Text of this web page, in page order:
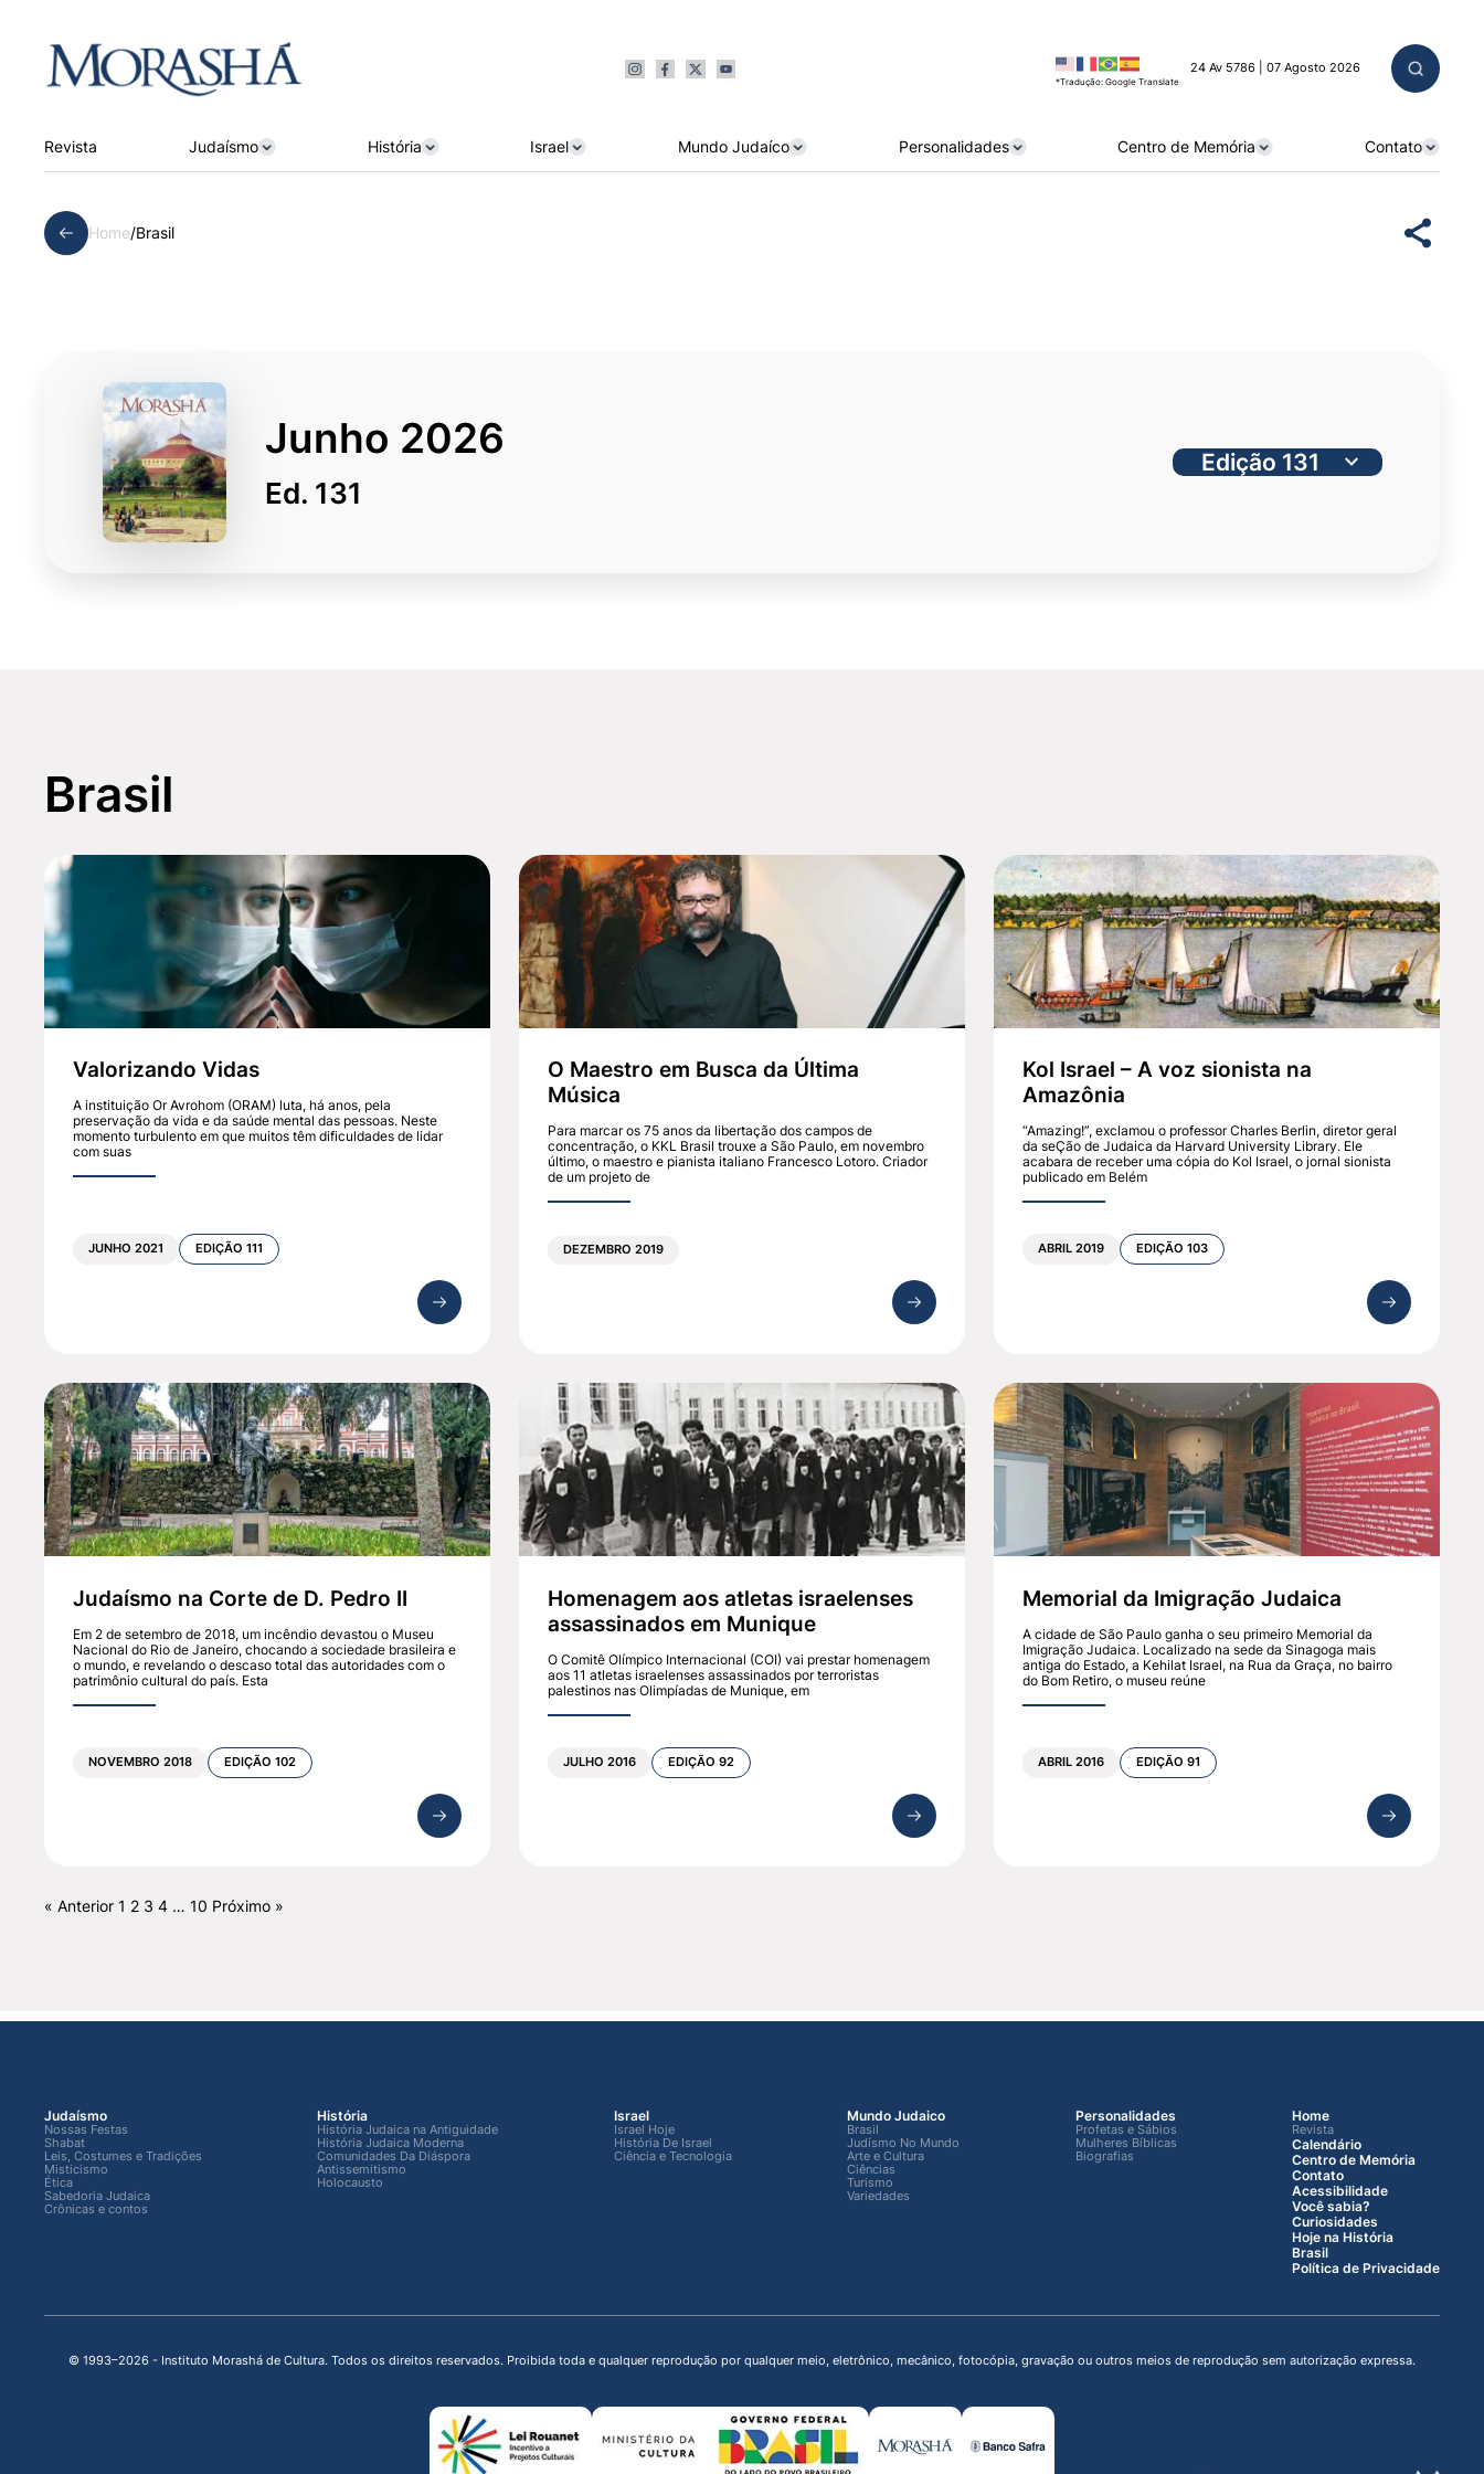
*Tradução: Google Translate
24 Av 5786 | 07 Agosto 2026
Revista Judaísmo História Israel Mundo Judaíco Personalidades Centro de Memória Contato
Home/Brasil
Junho 2026
Ed. 131
Brasil
Valorizando Vidas
A instituição Or Avrohom (ORAM) luta, há anos, pela
preservação da vida e da saúde mental das pessoas. Neste
momento turbulento em que muitos têm dificuldades de lidar
com suas
JUNHO 2021 EDIÇÃO 111
O Maestro em Busca da Última
Música
Para marcar os 75 anos da libertação dos campos de
concentração, o KKL Brasil trouxe a São Paulo, em novembro
último, o maestro e pianista italiano Francesco Lotoro. Criador
de um projeto de
DEZEMBRO 2019
Kol Israel – A voz sionista na
Amazônia
“Amazing!”, exclamou o professor Charles Berlin, diretor geral
da seÇão de Judaica da Harvard University Library. Ele
acabara de receber uma cópia do Kol Israel, o jornal sionista
publicado em Belém
ABRIL 2019 EDIÇÃO 103
Judaísmo na Corte de D. Pedro II
Em 2 de setembro de 2018, um incêndio devastou o Museu
Nacional do Rio de Janeiro, chocando a sociedade brasileira e
o mundo, e revelando o descaso total das autoridades com o
patrimônio cultural do país. Esta
NOVEMBRO 2018 EDIÇÃO 102
Homenagem aos atletas israelenses
assassinados em Munique
O Comitê Olímpico Internacional (COI) vai prestar homenagem
aos 11 atletas israelenses assassinados por terroristas
palestinos nas Olimpíadas de Munique, em
JULHO 2016 EDIÇÃO 92
Memorial da Imigração Judaica
A cidade de São Paulo ganha o seu primeiro Memorial da
Imigração Judaica. Localizado na sede da Sinagoga mais
antiga do Estado, a Kehilat Israel, na Rua da Graça, no bairro
do Bom Retiro, o museu reúne
ABRIL 2016 EDIÇÃO 91
« Anterior 1 2 3 4 … 10 Próximo »
Judaísmo
Nossas Festas
Shabat
Leis, Costumes e Tradições
Misticismo
Ética
Sabedoria Judaica
Crônicas e contos
História
História Judaica na Antiguidade
História Judaica Moderna
Comunidades Da Diáspora
Antissemitismo
Holocausto
Israel
Israel Hoje
História De Israel
Ciência e Tecnologia
Mundo Judaico
Brasil
Judísmo No Mundo
Arte e Cultura
Ciências
Turismo
Variedades
Personalidades
Profetas e Sábios
Mulheres Bíblicas
Biografias
Home
Revista
Calendário
Centro de Memória
Contato
Acessibilidade
Você sabia?
Curiosidades
Hoje na História
Brasil
Política de Privacidade
© 1993–2026 - Instituto Morashá de Cultura. Todos os direitos reservados. Proibida toda e qualquer reprodução por qualquer meio, eletrônico, mecânico, fotocópia, gravação ou outros meios de reprodução sem autorização expressa.